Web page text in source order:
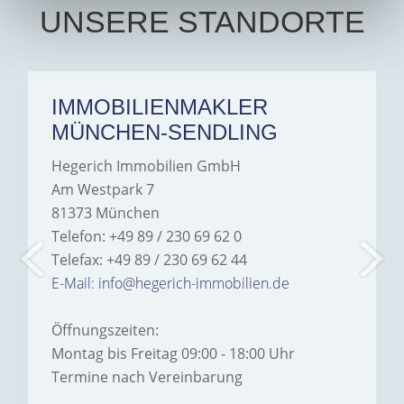
UNSERE STANDORTE
IMMOBILIENMAKLER
MÜNCHEN-SENDLING
Hegerich Immobilien GmbH
Am Westpark 7
81373 München
Telefon: +49 89 / 230 69 62 0
Telefax: +49 89 / 230 69 62 44
E-Mail: info@hegerich-immobilien.de
Öffnungszeiten:
Montag bis Freitag 09:00 - 18:00 Uhr
Termine nach Vereinbarung